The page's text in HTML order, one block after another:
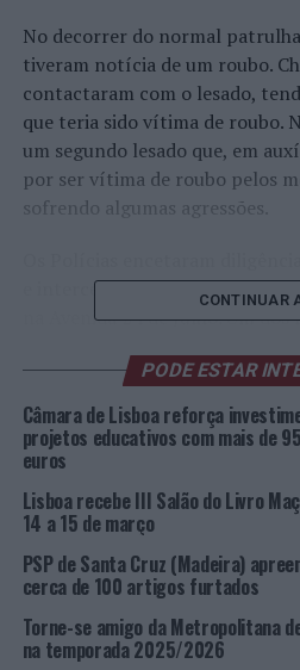
No decorrer do normal
tiveram notícia de um roubo.
contactaram com o lesado,
que teria sido vítima de roubo.
um segundo lesado que, em
por ser vítima de roubo pelos
sofrendo algumas agressões.
e intercetar os suspeitos, o que
na Avenida 24 de Julho. Um
roubo.
Os objetos roubados foram
lesados.
Os suspeitos foram presentes
interrogatório judicial, para
medidas de coação.
Foto: DR.
CONTINUAR
PODE ESTAR
Câmara de Lisboa reforça
projetos educativos com mais de
euros
Lisboa recebe III Salão do Livro
14 a 15 de março
PSP de Santa Cruz (Madeira)
cerca de 100 artigos furtados
Torne-se amigo da Metropolitana
na temporada 2025/2026